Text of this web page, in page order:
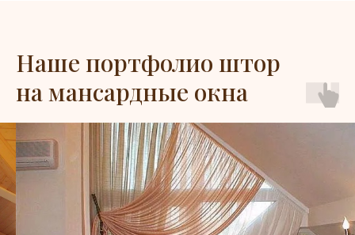
Наше портфолио штор
на мансардные окна